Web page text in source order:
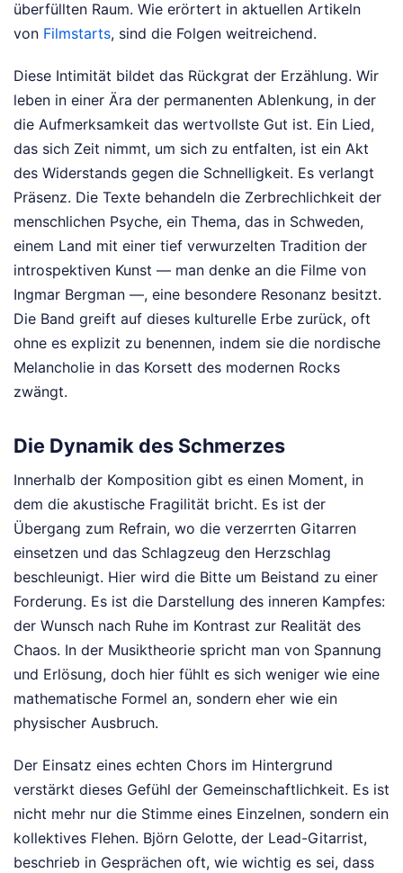
überfüllten Raum. Wie erörtert in aktuellen Artikeln
von Filmstarts, sind die Folgen weitreichend.
Diese Intimität bildet das Rückgrat der Erzählung. Wir
leben in einer Ära der permanenten Ablenkung, in der
die Aufmerksamkeit das wertvollste Gut ist. Ein Lied,
das sich Zeit nimmt, um sich zu entfalten, ist ein Akt
des Widerstands gegen die Schnelligkeit. Es verlangt
Präsenz. Die Texte behandeln die Zerbrechlichkeit der
menschlichen Psyche, ein Thema, das in Schweden,
einem Land mit einer tief verwurzelten Tradition der
introspektiven Kunst — man denke an die Filme von
Ingmar Bergman —, eine besondere Resonanz besitzt.
Die Band greift auf dieses kulturelle Erbe zurück, oft
ohne es explizit zu benennen, indem sie die nordische
Melancholie in das Korsett des modernen Rocks
zwängt.
Die Dynamik des Schmerzes
Innerhalb der Komposition gibt es einen Moment, in
dem die akustische Fragilität bricht. Es ist der
Übergang zum Refrain, wo die verzerrten Gitarren
einsetzen und das Schlagzeug den Herzschlag
beschleunigt. Hier wird die Bitte um Beistand zu einer
Forderung. Es ist die Darstellung des inneren Kampfes:
der Wunsch nach Ruhe im Kontrast zur Realität des
Chaos. In der Musiktheorie spricht man von Spannung
und Erlösung, doch hier fühlt es sich weniger wie eine
mathematische Formel an, sondern eher wie ein
physischer Ausbruch.
Der Einsatz eines echten Chors im Hintergrund
verstärkt dieses Gefühl der Gemeinschaftlichkeit. Es ist
nicht mehr nur die Stimme eines Einzelnen, sondern ein
kollektives Flehen. Björn Gelotte, der Lead-Gitarrist,
beschrieb in Gesprächen oft, wie wichtig es sei, dass